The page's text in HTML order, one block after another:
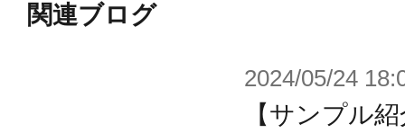
関連ブログ
2024/05/24
【サンプル